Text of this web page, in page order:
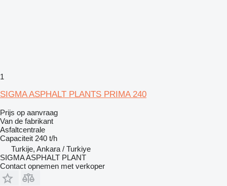
1
SIGMA ASPHALT PLANTS PRIMA 240
Prijs op aanvraag
Van de fabrikant
Asfaltcentrale
Capaciteit 240 t/h
Turkije, Ankara / Turkiye
SIGMA ASPHALT PLANT
Contact opnemen met verkoper